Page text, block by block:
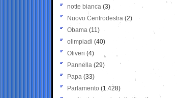
notte bianca (3)
Nuovo Centrodestra (2)
Obama (11)
olimpiadi (40)
Oliveri (4)
Pannella (29)
Papa (33)
Parlamento (1.428)